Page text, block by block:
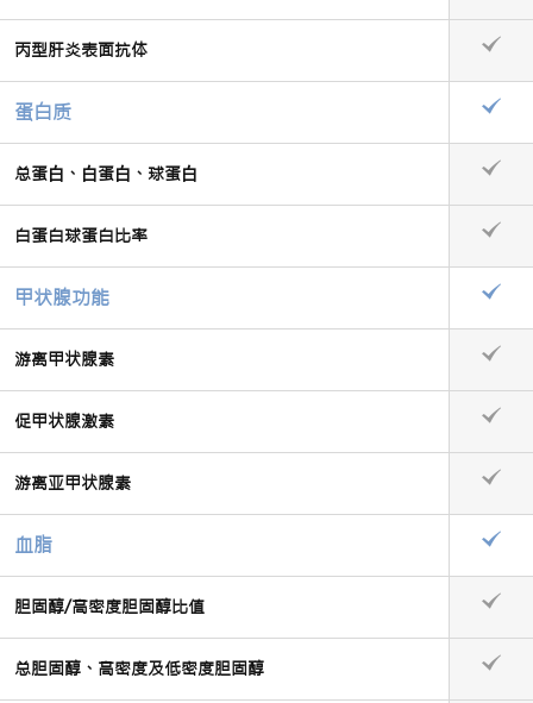
丙型肝炎表面抗体
蛋白质
总蛋⽩、⽩蛋⽩、球蛋⽩
白蛋白球蛋白比率
甲状腺功能
游离甲状腺素
促甲状腺激素
游离亚甲状腺素
血脂
胆固醇/高密度胆固醇比值
总胆固醇、高密度及低密度胆固醇